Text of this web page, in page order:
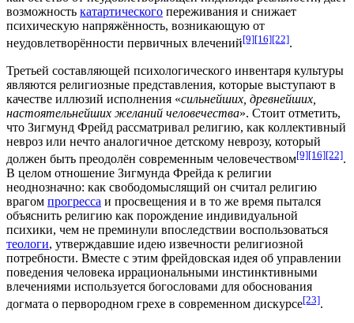
возможность катартического переживания и снижает
психическую напряжённость, возникающую от
неудовлетворённости первичных влечений[9][16][22].
Третьей составляющей психологического инвентаря культуры
являются религиозные представления, которые выступают в
качестве иллюзий исполнения «сильнейших, древнейших,
настоятельнейших желаний человечества». Стоит отметить,
что Зигмунд Фрейд рассматривал религию, как коллективный
невроз или нечто аналогичное детскому неврозу, который
должен быть преодолён современным человечеством[9][16][22].
В целом отношение Зигмунда Фрейда к религии
неоднозначно: как свободомыслящий он считал религию
врагом прогресса и просвещения и в то же время пытался
объяснить религию как порождение индивидуальной
психики, чем не преминули впоследствии воспользоваться
теологи, утверждавшие идею извечности религиозной
потребности. Вместе с этим фрейдовская идея об управлении
поведения человека иррациональными инстинктивными
влечениями используется богословами для обоснования
догмата о первородном грехе в современном дискурсе[23].